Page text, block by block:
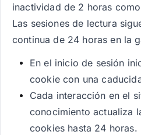
inactividad de 2 horas
Las sesiones de lectura
continua de 24 horas en la
En el inicio de sesión
cookie con una
Cada interacción en el
conocimiento actualiza
cookies hasta 24 horas.